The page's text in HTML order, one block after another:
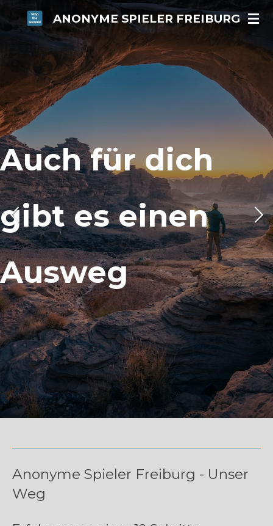
Zum
Hauptinhalt
springen
ANONYME SPIELER FREIBURG
Auch für dich
gibt es einen
Ausweg
Anonyme Spieler Freiburg - Unser
Weg